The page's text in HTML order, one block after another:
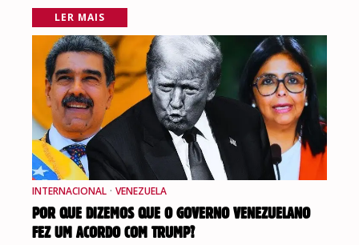
LER MAIS
INTERNACIONAL · VENEZUELA
POR QUE DIZEMOS QUE O GOVERNO VENEZUELANO
FEZ UM ACORDO COM TRUMP?